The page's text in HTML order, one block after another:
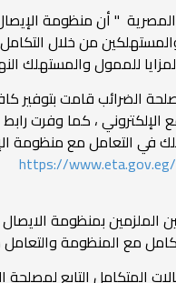
" أن منظومة الإيصال
للممول والمستهلك
الضرائب قامت بتوفير
الإلكتروني ، كما وفرت
في التعامل مع منظومة
https://
الملزمين بمنظومة
مع المنظومة